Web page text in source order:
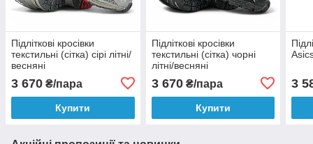
Підліткові кросівки
текстильні (сітка) сірі літні/
весняні
3 670 ₴/пара
Купити
Підліткові кросівки
текстильні (сітка) чорні
літні/весняні
3 670₴/пара
Купити
3